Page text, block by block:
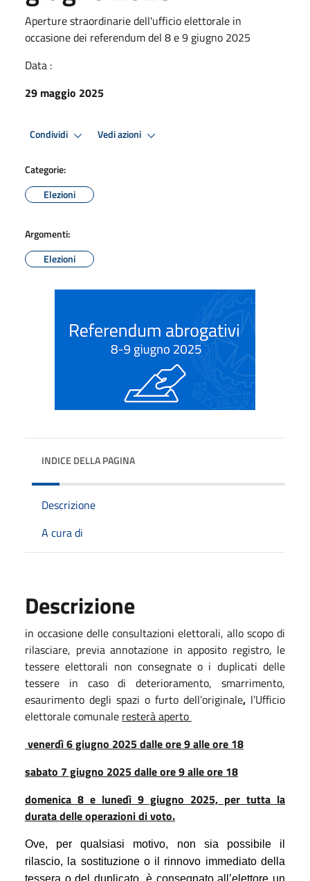
Aperture straordinarie dell'ufficio elettorale in
occasione dei referendum del 8 e 9 giugno 2025
Data :
29 maggio 2025
Condividi Vedi azioni
Categorie:
Elezioni
Argomenti:
Elezioni
INDICE DELLA PAGINA
Descrizione
A cura di
Descrizione
in occasione delle consultazioni elettorali, allo scopo di
rilasciare, previa annotazione in apposito registro, le
tessere elettorali non consegnate o i duplicati delle
tessere in caso di deterioramento, smarrimento,
esaurimento degli spazi o furto dell’originale, l’Ufficio
elettorale comunale resterà aperto
venerdì 6 giugno 2025 dalle ore 9 alle ore 18
sabato 7 giugno 2025 dalle ore 9 alle ore 18
domenica 8 e lunedì 9 giugno 2025, per tutta la
durata delle operazioni di voto.
Ove, per qualsiasi motivo, non sia possibile il
rilascio, la sostituzione o il rinnovo immediato della
tessera o del duplicato, è consegnato all’elettore un